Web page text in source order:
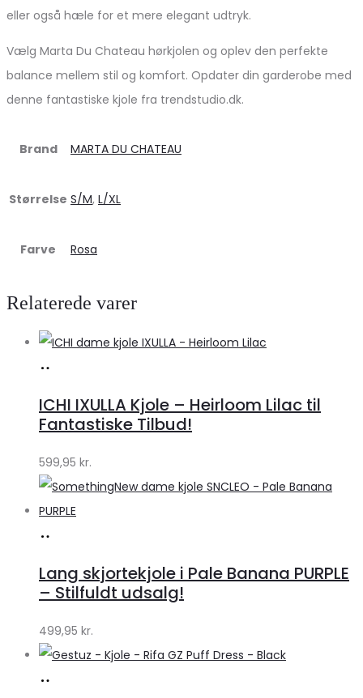
eller også hæle for et mere elegant udtryk.
Vælg Marta Du Chateau hørkjolen og oplev den perfekte
balance mellem stil og komfort. Opdater din garderobe med
denne fantastiske kjole fra trendstudio.dk.
Brand MARTA DU CHATEAU
Størrelse S/M, L/XL
Farve Rosa
Relaterede varer
Klædeskabet.dk
ICHI IXULLA Kjole – Heirloom Lilac til
Fantastiske Tilbud!
599,95 kr.
Klædeskabet.dk
Lang skjortekjole i Pale Banana PURPLE
– Stilfuldt udsalg!
499,95 kr.